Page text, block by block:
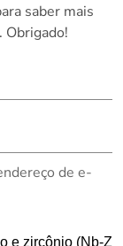
saber mais
Obrigado!
de e-